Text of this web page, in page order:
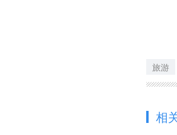
旅游
相